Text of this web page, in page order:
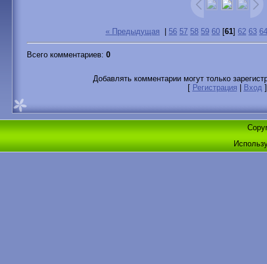
« Предыдущая 56 57 58 59 60 [61] 62 63 64
Всего комментариев: 0
Добавлять комментарии могут только
[ Регистрация Вход]